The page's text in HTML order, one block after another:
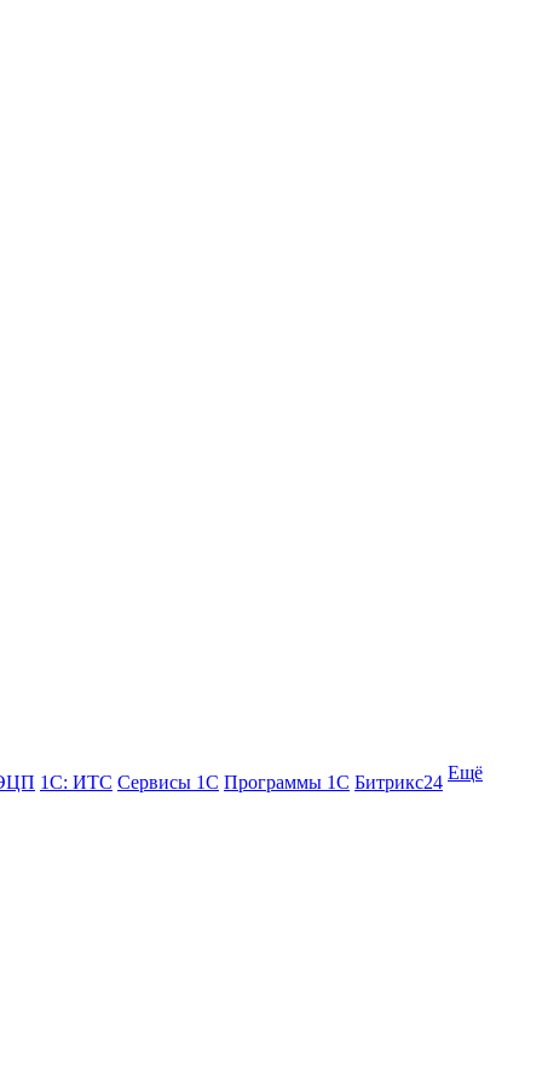
1С: ИТС Сервисы 1С Программы 1С Битрикс24 Ещё